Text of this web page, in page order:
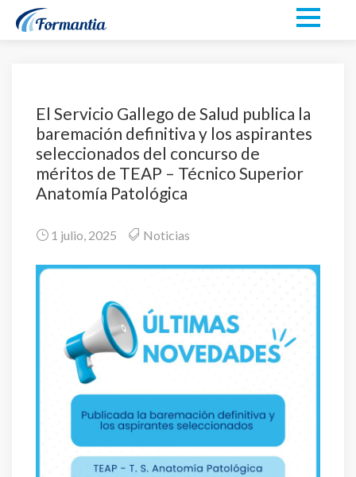
El Servicio Gallego de Salud publica la
baremación definitiva y los aspirantes
seleccionados del concurso de
méritos de TEAP – Técnico Superior
Anatomía Patológica
1 julio, 2025 Noticias